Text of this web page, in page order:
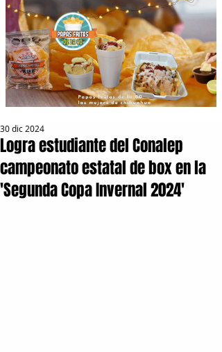
Logra estudiante del Conalep
campeonato estatal de box en la
'Segunda Copa Invernal 2024'
30 dic 2024